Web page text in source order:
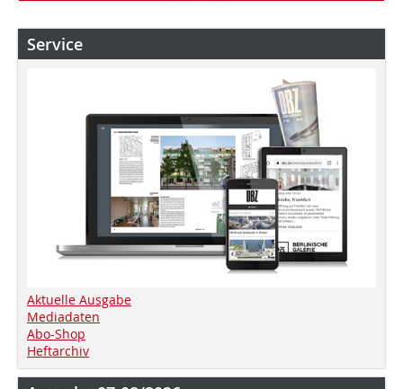
Service
Aktuelle Ausgabe
Mediadaten
Abo-Shop
Heftarchiv